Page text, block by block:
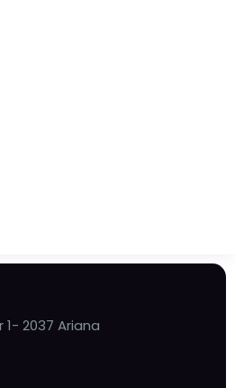
1- 2037 Ariana